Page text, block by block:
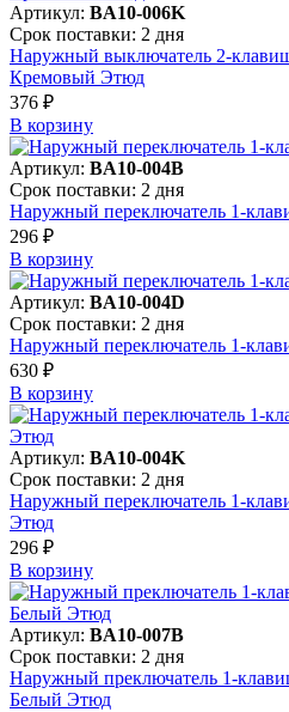
Артикул: BA10-006K
Срок поставки: 2 дня
Наружный выключатель 2-
Кремовый Этюд
376 ₽
В корзинy
Артикул: BA10-004B
Срок поставки: 2 дня
Наружный переключатель 1-
296 ₽
В корзинy
Артикул: BA10-004D
Срок поставки: 2 дня
Наружный переключатель 1-
630 ₽
В корзинy
Артикул: BA10-004K
Срок поставки: 2 дня
Наружный переключатель 1-
Этюд
296 ₽
В корзинy
Артикул: BA10-007B
Срок поставки: 2 дня
Наружный преключатель 1-
Белый Этюд